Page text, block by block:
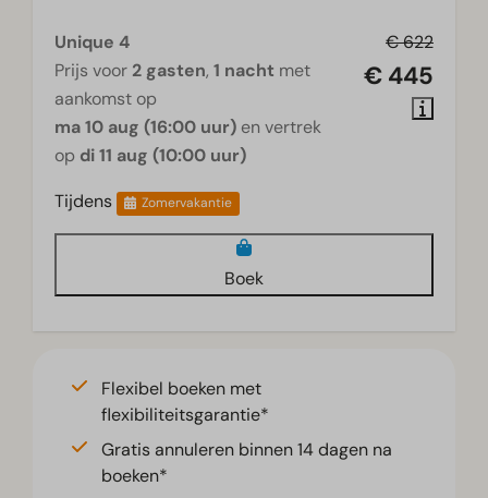
€ 622
€ 445
Unique 4
Prijs voor 2 gasten, 1 nacht met
aankomst op
ma 10 aug (16:00 uur) en vertrek
op di 11 aug (10:00 uur)
Tijdens
Zomervakantie
Boek
Flexibel boeken met
flexibiliteitsgarantie*
Gratis annuleren binnen 14 dagen na
boeken*